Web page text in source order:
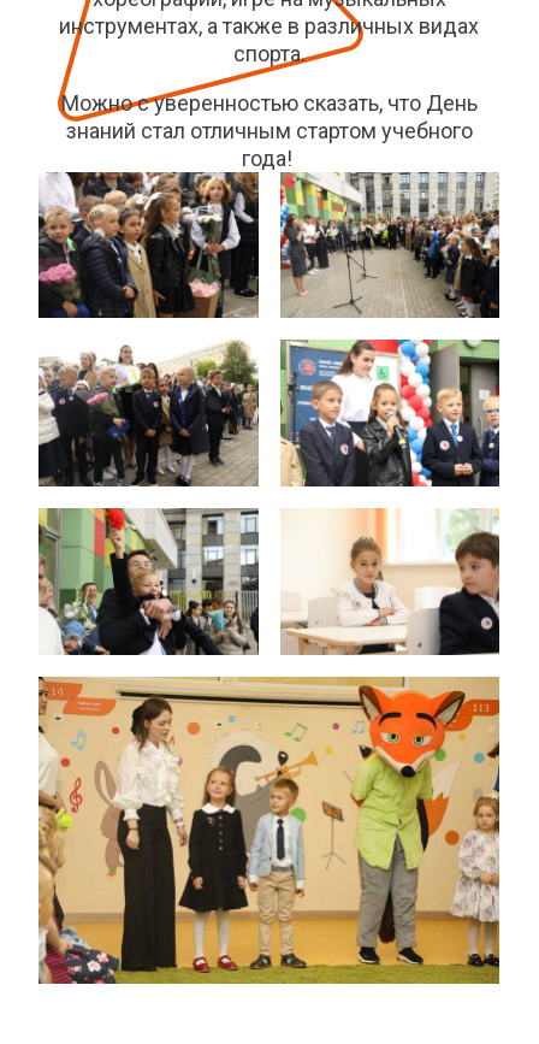
инструментах, а также в различных видах
спорта.
Можно с уверенностью сказать, что День
знаний стал отличным стартом учебного
года!